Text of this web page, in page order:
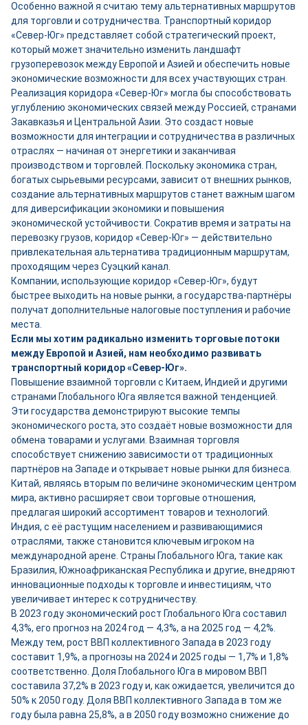
Особенно важной я считаю тему альтернативных маршрутов
для торговли и сотрудничества. Транспортный коридор
«Север-Юг» представляет собой стратегический проект,
который может значительно изменить ландшафт
грузоперевозок между Европой и Азией и обеспечить новые
экономические возможности для всех участвующих стран.
Реализация коридора «Север-Юг» могла бы способствовать
углублению экономических связей между Россией, странами
Закавказья и Центральной Азии. Это создаст новые
возможности для интеграции и сотрудничества в различных
отраслях — начиная от энергетики и заканчивая
производством и торговлей. Поскольку экономика стран,
богатых сырьевыми ресурсами, зависит от внешних рынков,
создание альтернативных маршрутов станет важным шагом
для диверсификации экономики и повышения
экономической устойчивости. Сократив время и затраты на
перевозку грузов, коридор «Север-Юг» — действительно
привлекательная альтернатива традиционным маршрутам,
проходящим через Суэцкий канал.
Компании, использующие коридор «Север-Юг», будут
быстрее выходить на новые рынки, а государства-партнёры
получат дополнительные налоговые поступления и рабочие
места.
Если мы хотим радикально изменить торговые потоки
между Европой и Азией, нам необходимо развивать
транспортный коридор «Север-Юг».
Повышение взаимной торговли с Китаем, Индией и другими
странами Глобального Юга является важной тенденцией.
Эти государства демонстрируют высокие темпы
экономического роста, это создаёт новые возможности для
обмена товарами и услугами. Взаимная торговля
способствует снижению зависимости от традиционных
партнёров на Западе и открывает новые рынки для бизнеса.
Китай, являясь вторым по величине экономическим центром
мира, активно расширяет свои торговые отношения,
предлагая широкий ассортимент товаров и технологий.
Индия, с её растущим населением и развивающимися
отраслями, также становится ключевым игроком на
международной арене. Страны Глобального Юга, такие как
Бразилия, Южноафриканская Республика и другие, внедряют
инновационные подходы к торговле и инвестициям, что
увеличивает интерес к сотрудничеству.
В 2023 году экономический рост Глобального Юга составил
4,3%, его прогноз на 2024 год — 4,3%, а на 2025 год — 4,2%.
Между тем, рост ВВП коллективного Запада в 2023 году
составит 1,9%, а прогнозы на 2024 и 2025 годы — 1,7% и 1,8%
соответственно. Доля Глобального Юга в мировом ВВП
составила 37,2% в 2023 году и, как ожидается, увеличится до
50% к 2050 году. Доля ВВП коллективного Запада в том же
году была равна 25,8%, а в 2050 году возможно снижение до